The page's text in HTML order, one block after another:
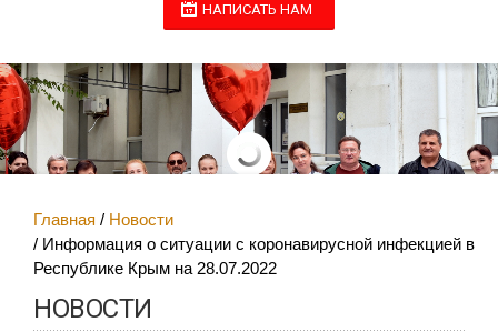
НАПИСАТЬ НАМ
Главная
Новости
Информация о ситуации с коронавирусной инфекцией в
Республике Крым на 28.07.2022
НОВОСТИ